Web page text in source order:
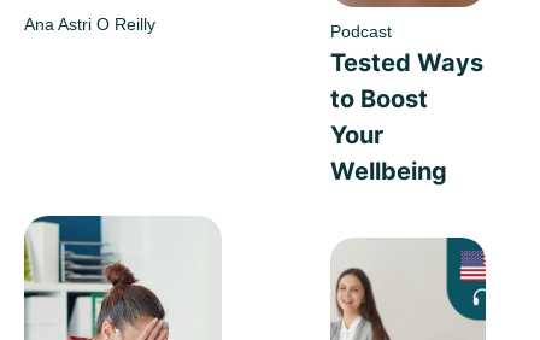
Ana Astri O Reilly Podcast
Tested Ways
to Boost
Your
Wellbeing